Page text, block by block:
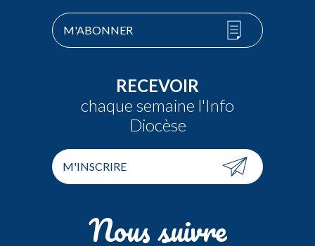
M'ABONNER
RECEVOIR
chaque semaine l'Info
Diocèse
M'INSCRIRE
Nous suivre